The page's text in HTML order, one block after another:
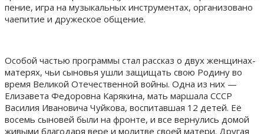
пение, игра на музыкальных инструментах, организовано
чаепитие и дружеское общение.
Особой частью программы стал рассказ о двух женщинах-
матерях, чьи сыновья ушли защищать свою Родину во
время Великой Отечественной войны. Одна из них —
Елизавета Федоровна Карякина, мать маршала СССР
Василия Ивановича Чуйкова, воспитавшая 12 детей. Её
восемь сыновей были на фронте, и все вернулись домой
живыми благодаря вере и молитве своей матери. Другая